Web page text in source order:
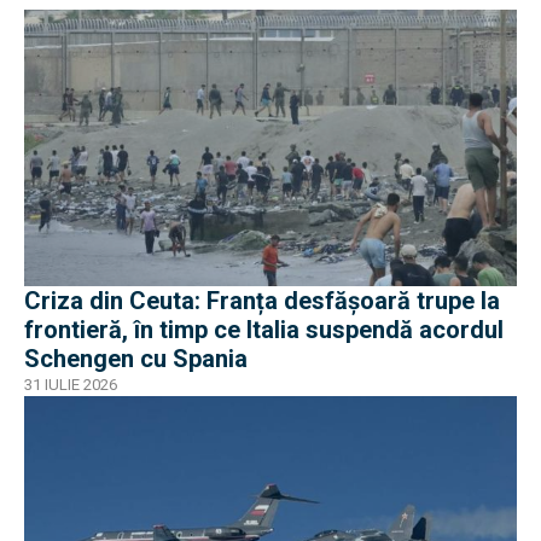
Criza din Ceuta: Franța desfășoară trupe la
frontieră, în timp ce Italia suspendă acordul
Schengen cu Spania
31 IULIE 2026